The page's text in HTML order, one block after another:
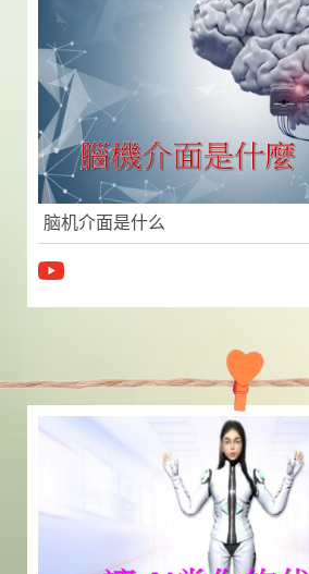
脑机介面是什么